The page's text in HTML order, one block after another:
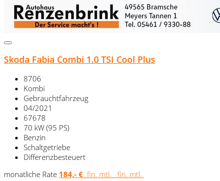
Skoda Fabia Combi 1.0 TSI Cool Plus
8706
Kombi
Gebrauchtfahrzeug
04/2021
67678
70 kW (95 PS)
Benzin
Schaltgetriebe
Differenzbesteuert
monatliche Rate 184,- € fin. mtl. fin. mtl.